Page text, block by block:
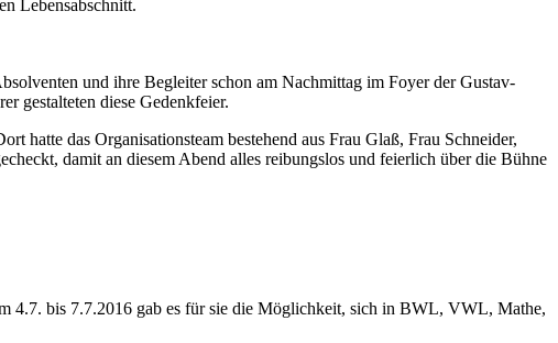
Lebensabschnitt.
und ihre Begleiter schon am Nachmittag im Foyer der Gustav-
gestalteten diese Gedenkfeier.
hatte das Organisationsteam bestehend aus Frau Glaß, Frau Schneider,
damit an diesem Abend alles reibungslos und feierlich über die Bühne
4.7. bis 7.7.2016 gab es für sie die Möglichkeit, sich in BWL, VWL, Mathe,